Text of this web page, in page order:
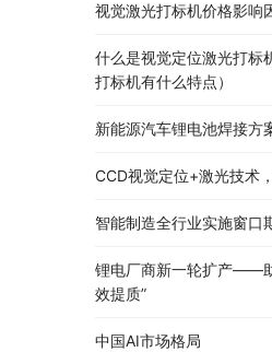
视觉激光打标机价格影响
什么是视觉定位激光打标
打标机有什么特点）
新能源汽车锂电池焊接方
CCD视觉定位+激光技术
智能制造全行业实施窗口
锂电厂商新一轮扩产——
效提质”
中国AI市场格局